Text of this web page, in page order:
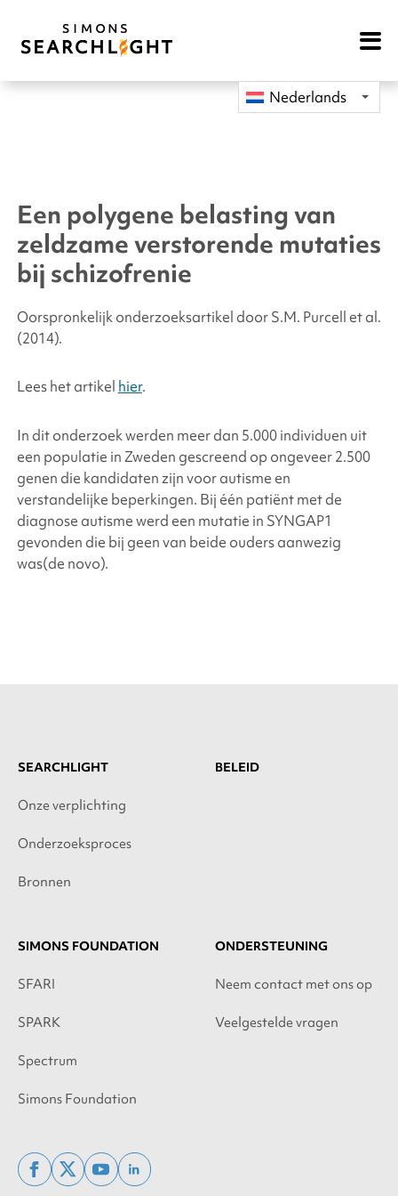
Open
Nederlands
Een polygene belasting van
zeldzame verstorende mutaties
bij schizofrenie
Oorspronkelijk onderzoeksartikel door S.M. Purcellet al.
(2014).
Lees het artikel hier.
In dit onderzoek werden meer dan 5.000 individuen uit
een populatie in Zweden gescreend op ongeveer 2.500
genen die kandidaten zijn voor autisme en
verstandelijke beperkingen. Bij één patiënt met de
diagnose autisme werd een mutatie in SYNGAP1
gevonden die bij geen van beide ouders aanwezig
was(de novo).
SEARCHLIGHT
Onze verplichting
Onderzoeksproces
Bronnen
BELEID
SIMONS FOUNDATION
SFARI
SPARK
Spectrum
Simons Foundation
ONDERSTEUNING
Neem contact met ons op
Veelgestelde vragen
facebook
x
youtubelinkedin